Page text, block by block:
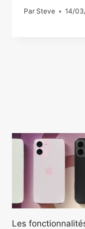
Par Steve 14/
Les